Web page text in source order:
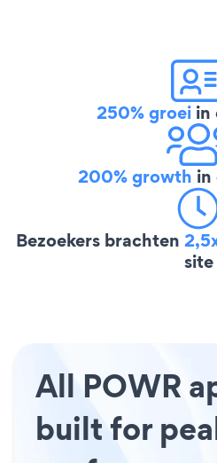
250% groei in
200% growth in
Bezoekers brachten
site
All POWR
built for